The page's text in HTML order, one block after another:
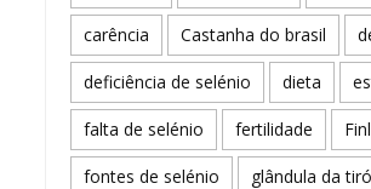
carência Castanha do brasil
deficiência de selénio dieta
falta de selénio fertilidade
fontes de selénio glândula da